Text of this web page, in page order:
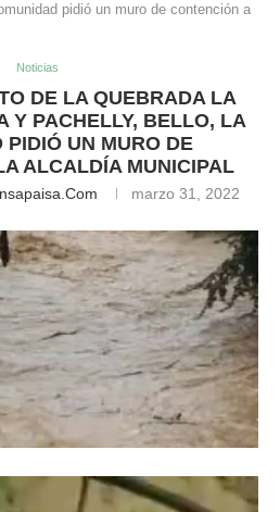
pidió un muro de contención a
Noticias
DE LA QUEBRADA LA
Y PACHELLY, BELLO, LA
PIDIÓ UN MURO DE
ALCALDÍA MUNICIPAL
marzo 31, 2022